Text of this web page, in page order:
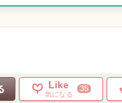
Like
気になる
35